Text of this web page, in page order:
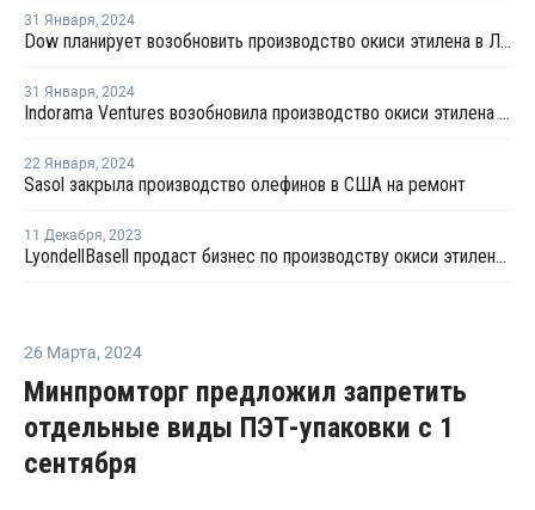
31 Января, 2024
Dow планирует возобновить производство окиси этилена в Луизиане во втором квартале
31 Января, 2024
Indorama Ventures возобновила производство окиси этилена в Техасе
22 Января, 2024
Sasol закрыла производство олефинов в США на ремонт
11 Декабря, 2023
LyondellBasell продаст бизнес по производству окиси этилена Ineos Oxide
26 Марта, 2024
Минпромторг предложил запретить
отдельные виды ПЭТ-упаковки с 1
сентября